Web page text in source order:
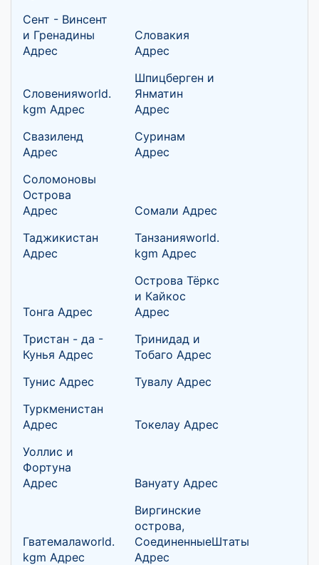
Сент - Винсент
и Гренадины
Адрес
Словакия
Адрес
Словенияworld.
kgm Адрес
Шпицберген и
Янматин
Адрес
Свазиленд
Адрес
Суринам
Адрес
Соломоновы
Острова
Адрес
Сомали Адрес
Таджикистан
Адрес
Танзанияworld.
kgm Адрес
Тонга Адрес
Острова Тёркс
и Кайкос
Адрес
Тристан - да -
Кунья Адрес
Тринидад и
Тобаго Адрес
Тунис Адрес
Тувалу Адрес
Туркменистан
Адрес
Токелау Адрес
Уоллис и
Фортуна
Адрес
Вануату Адрес
Гватемалаworld.
kgm Адрес
Виргинские
острова,
СоединенныеШтаты
Адрес